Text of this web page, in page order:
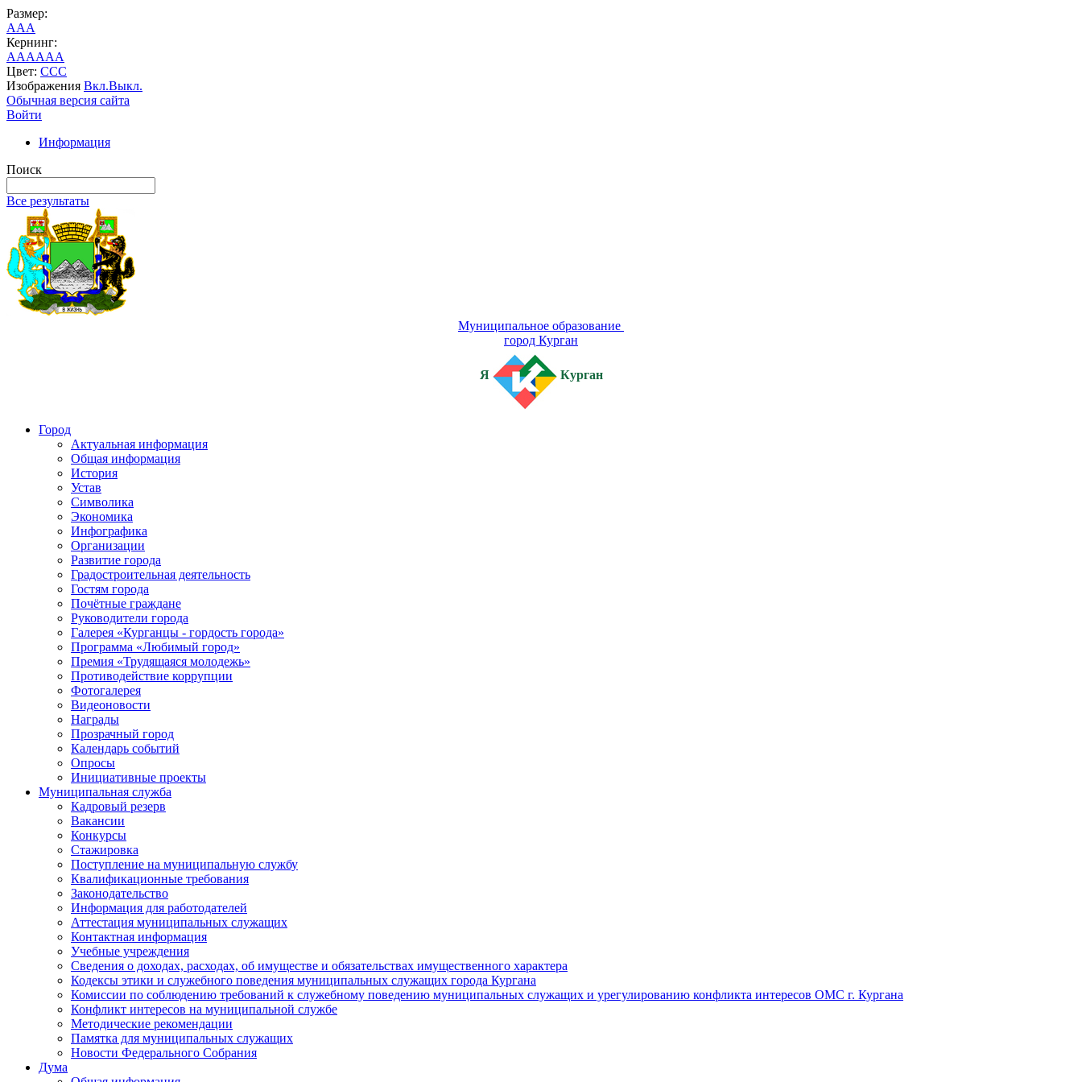
Размер:
AAA
Кернинг:
AAAAAA
Цвет: CCC
Изображения Вкл.Выкл.
Обычная версия сайта
Войти
Информация
Поиск
Все результаты
Муниципальное образование
город Курган
Я Курган
Город
Актуальная информация
Общая информация
История
Устав
Символика
Экономика
Инфографика
Организации
Развитие города
Градостроительная деятельность
Гостям города
Почётные граждане
Руководители города
Галерея «Курганцы - гордость города»
Программа «Любимый город»
Премия «Трудящаяся молодежь»
Противодействие коррупции
Фотогалерея
Видеоновости
Награды
Прозрачный город
Календарь событий
Опросы
Инициативные проекты
Муниципальная служба
Кадровый резерв
Вакансии
Конкурсы
Стажировка
Поступление на муниципальную службу
Квалификационные требования
Законодательство
Информация для работодателей
Аттестация муниципальных служащих
Контактная информация
Учебные учреждения
Сведения о доходах, расходах, об имуществе и обязательствах имущественного характера
Кодексы этики и служебного поведения муниципальных служащих города Кургана
Комиссии по соблюдению требований к служебному поведению муниципальных служащих и урегулированию конфликта интересов ОМС г. Кургана
Конфликт интересов на муниципальной службе
Методические рекомендации
Памятка для муниципальных служащих
Новости Федерального Cобрания
Дума